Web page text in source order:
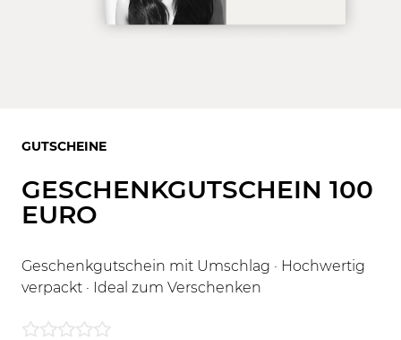
GUTSCHEINE
GESCHENKGUTSCHEIN 100
EURO
Geschenkgutschein mit Umschlag · Hochwertig
verpackt · Ideal zum Verschenken